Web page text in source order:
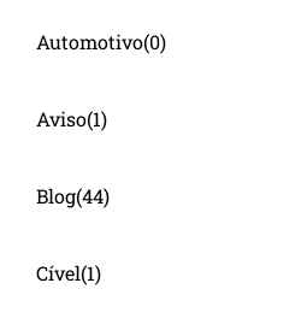
Automotivo(0)
Aviso(1)
Blog(44)
Cível(1)